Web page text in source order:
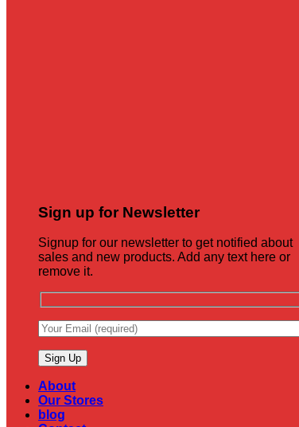
Sign up for Newsletter
Signup for our newsletter to get notified about
sales and new products. Add any text here or
remove it.
About
Our Stores
blog